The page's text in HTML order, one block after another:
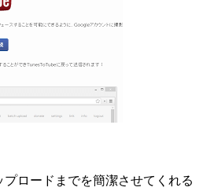
プロードまでを簡潔させてくれる